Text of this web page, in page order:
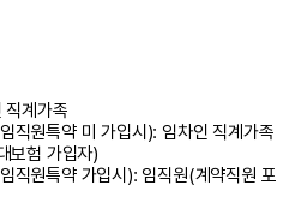
직계가족
직원특약 미 가입시): 임차인 직계가족
보험 가입자)
직원특약 가입시): 임직원(계약직원 포